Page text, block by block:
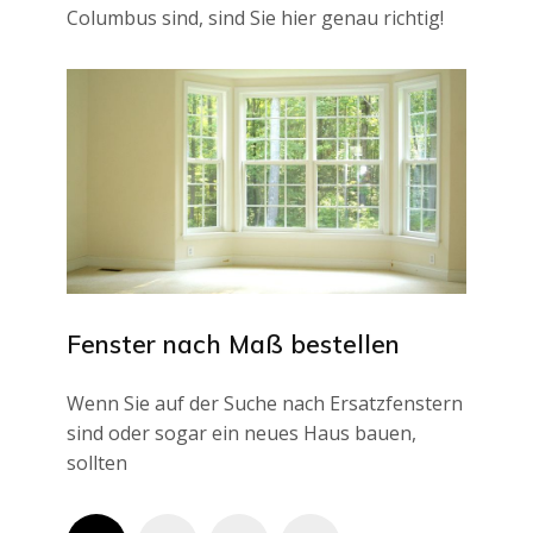
Columbus sind, sind Sie hier genau richtig!
Fenster nach Maß bestellen
Wenn Sie auf der Suche nach Ersatzfenstern
sind oder sogar ein neues Haus bauen,
sollten